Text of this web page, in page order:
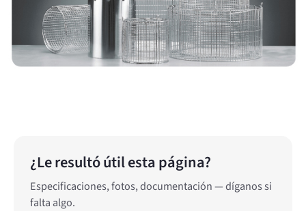
¿Le resultó útil esta página?
Especificaciones, fotos, documentación — díganos si
falta algo.